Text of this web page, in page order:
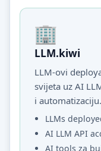
LLM.kiwi
LLM-ovi
svijeta uz AI
i automatizaciju.
LLMs
AI LLM API
AI tools za